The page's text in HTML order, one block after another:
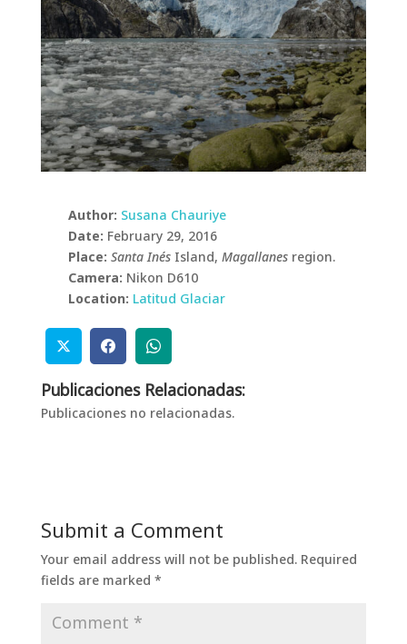
Author: Susana Chauriye
Date: February 29, 2016
Place: Santa InésIsland, Magallanesregion.
Camera: Nikon D610
Location: Latitud Glaciar
Publicaciones Relacionadas:
Publicaciones no relacionadas.
Submit a Comment
Your email address will not be published. Required
fields are marked *